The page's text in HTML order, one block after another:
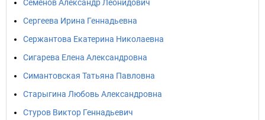
Семёнов Александр Леонидович
Сергеева Ирина Геннадьевна
Сержантова Екатерина Николаевна
Сигарева Елена Александровна
Симантовская Татьяна Павловна
Старыгина Любовь Александровна
Стуров Виктор Геннадьевич